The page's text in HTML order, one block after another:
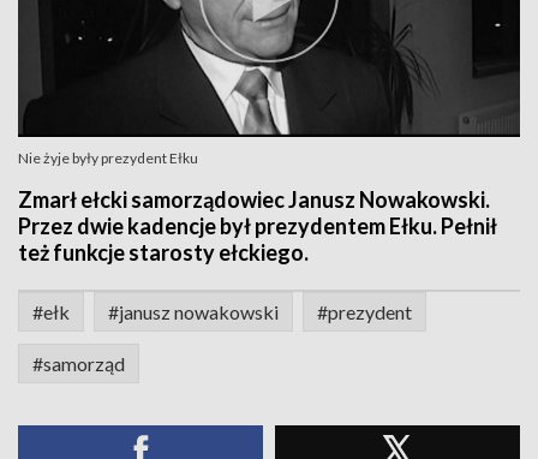
Nie żyje były prezydent Ełku
Zmarł ełcki samorządowiec Janusz Nowakowski.
Przez dwie kadencje był prezydentem Ełku. Pełnił
też funkcje starosty ełckiego.
#ełk #janusz nowakowski #prezydent
#samorząd